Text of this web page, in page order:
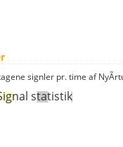
signler pr. time af